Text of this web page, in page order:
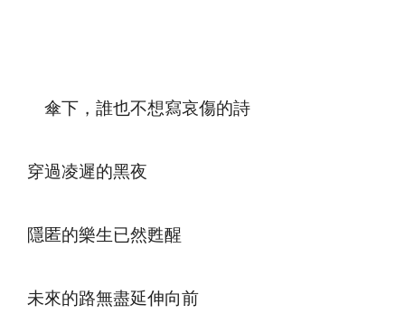
傘下，誰也不想寫哀傷的詩
穿過凌遲的黑夜
隱匿的樂生已然甦醒
未來的路無盡延伸向前